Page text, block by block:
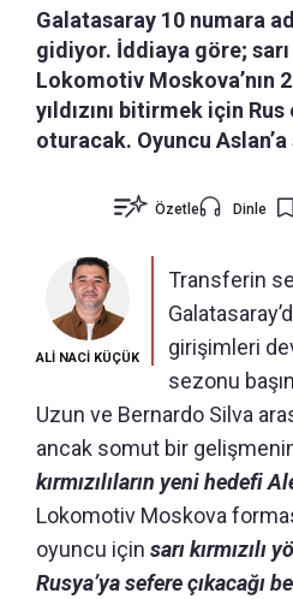
Galatasaray 10 numara
gidiyor. İddiaya göre; sarı
Lokomotiv Moskova’nın
yıldızını bitirmek için
oturacak. Oyuncu Aslan’a
Özetle Dinle
ALİ NACİ KÜÇÜK
Transferin
girişimleri
sezonu
Uzun ve Bernardo Silva
ancak somut bir gelişmenin
kırmızılıların yeni hedefi
Lokomotiv Moskova
oyuncu için sarı kırmızılı
Rusya’ya sefere çıkacağı